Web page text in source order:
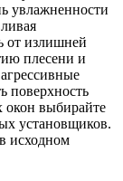
увлажненности
от излишней
плесени и
поверхность
окон выбирайте
установщиков.
исходном